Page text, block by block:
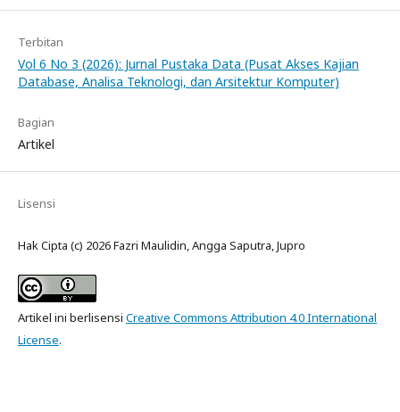
Terbitan
Vol 6 No 3 (2026): Jurnal Pustaka Data (Pusat Akses Kajian
Database, Analisa Teknologi, dan Arsitektur Komputer)
Bagian
Artikel
Lisensi
Hak Cipta (c) 2026 Fazri Maulidin, Angga Saputra, Jupro
Artikel ini berlisensi Creative Commons Attribution 4.0 International
License.